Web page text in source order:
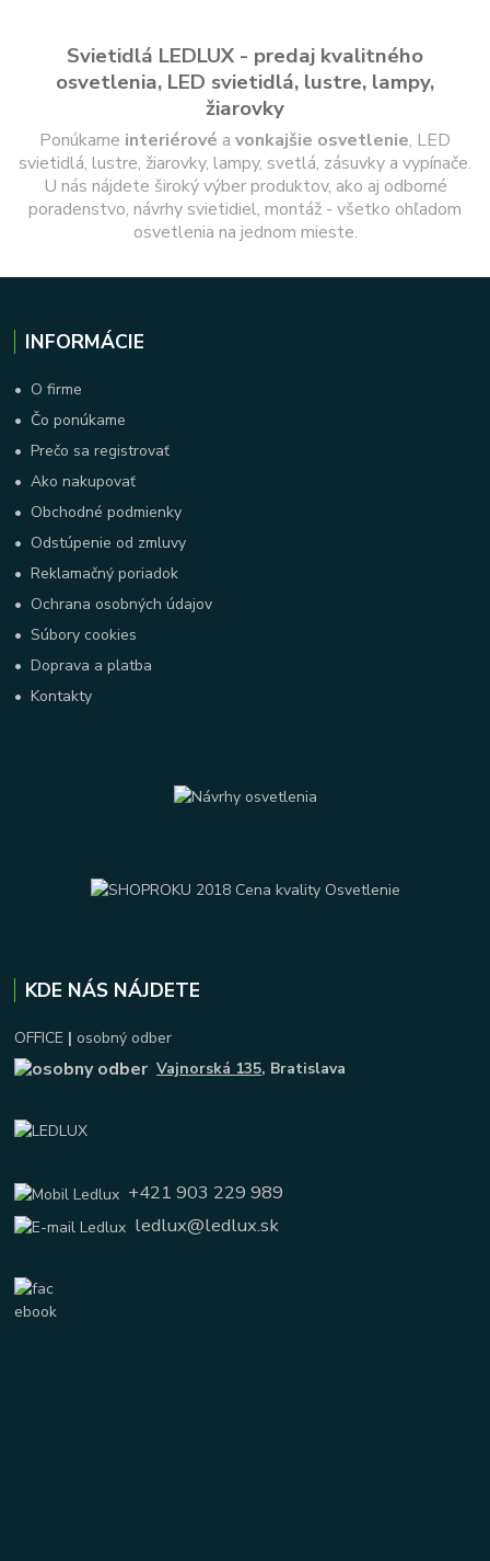
Svietidlá LEDLUX - predaj kvalitného
osvetlenia, LED svietidlá, lustre, lampy,
žiarovky
Ponúkame interiérové a vonkajšie osvetlenie, LED
svietidlá, lustre, žiarovky, lampy, svetlá, zásuvky a vypínače.
U nás nájdete široký výber produktov, ako aj odborné
poradenstvo, návrhy svietidiel, montáž - všetko ohľadom
osvetlenia na jednom mieste.
INFORMÁCIE
• O firme
• Čo ponúkame
•Prečo sa registrovať
•Ako nakupovať
• Obchodné podmienky
• Odstúpenie od zmluvy
•Reklamačný poriadok
• Ochrana osobných údajov
•Súbory cookies
•Doprava a platba
•Kontakty
KDE NÁS NÁJDETE
OFFICE | osobný odber
Vajnorská 135, Bratislava
+421 903 229 989
ledlux@ledlux.sk